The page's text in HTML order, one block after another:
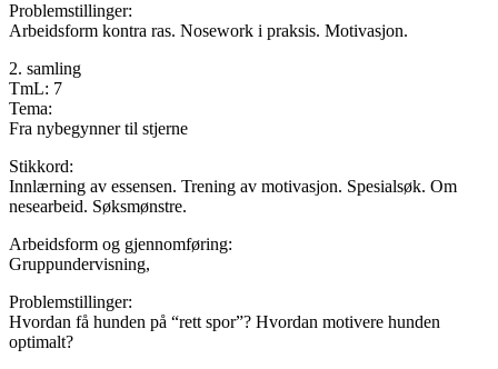
Problemstillinger:
Arbeidsform kontra ras. Nosework i praksis. Motivasjon.
2. samling
TmL: 7
Tema:
Fra nybegynner til stjerne
Stikkord:
Innlærning av essensen. Trening av motivasjon. Spesialsøk. Om
nesearbeid. Søksmønstre.
Arbeidsform og gjennomføring:
Gruppundervisning,
Problemstillinger:
Hvordan få hunden på “rett spor”? Hvordan motivere hunden
optimalt?